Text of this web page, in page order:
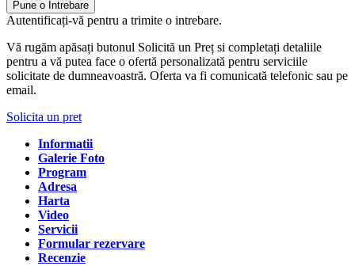
Pune o Intrebare
Autentificați-vă pentru a trimite o intrebare.
Vă rugăm apăsați butonul Solicită un Preț si completați detaliile
pentru a vă putea face o ofertă personalizată pentru serviciile
solicitate de dumneavoastră. Oferta va fi comunicată telefonic sau pe
email.
Solicita un pret
Informatii
Galerie Foto
Program
Adresa
Harta
Video
Servicii
Formular rezervare
Recenzie